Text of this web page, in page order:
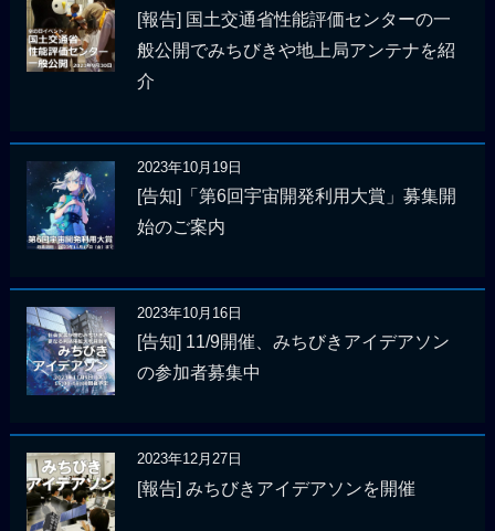
[報告] 国土交通省性能評価センターの一
般公開でみちびきや地上局アンテナを紹
介
2023年10月19日
[告知]「第6回宇宙開発利用大賞」募集開
始のご案内
2023年10月16日
[告知] 11/9開催、みちびきアイデアソン
の参加者募集中
2023年12月27日
[報告] みちびきアイデアソンを開催